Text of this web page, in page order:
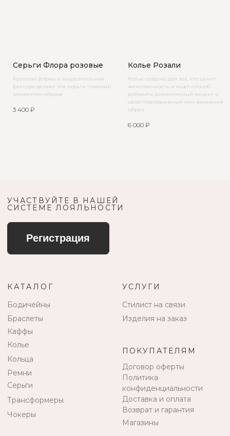
Серьги Флора розовые
Крупная форма и выразительная
фактура делают эти серьги главным
элементом образа
3 400 ₽
Колье Розали
Колье создано для тех, кто ценит
женственность и ищет способ
добавить романтичный акцент в
свой повседневный или вечерний
образ
6 000 ₽